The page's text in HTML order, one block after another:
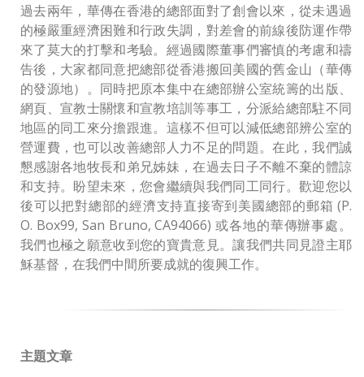
過去兩年，華傳在香港的總部面對了創會以來，從未遇過
的極嚴重經濟困難和行政失調，對差會的前線後防運作帶
來了莫大的打擊和考驗。經過國際董事們審慎的考慮和禱
告後，大家都同意把總部從香港搬回美國的舊金山（華傳
的發源地）。同時把原本集中在總部辦公室統籌的出版、
網頁、宣教士關懷和宣教培訓等事工，分派給總部駐不同
地區的同工來分擔跟進。這樣不但可以減低總部辨公室的
營運費，也可以改善總部人力不足的問題。在此，我們誠
懇感謝各地牧長和弟兄姊妹，在過去日子不離不棄的體諒
和支持。盼望未來，您會繼續與我們同工同行。歡迎您以
後可以把對總部的經濟支持直接寄到美國總部的郵箱 (P.
O. Box99, San Bruno, CA94066) 或各地的華傳辦事處。
我們也極之願意收到您的寶貴意見。讓我們共同見證主耶
穌基督，在我們中間所要成就的復興工作。
主題文章